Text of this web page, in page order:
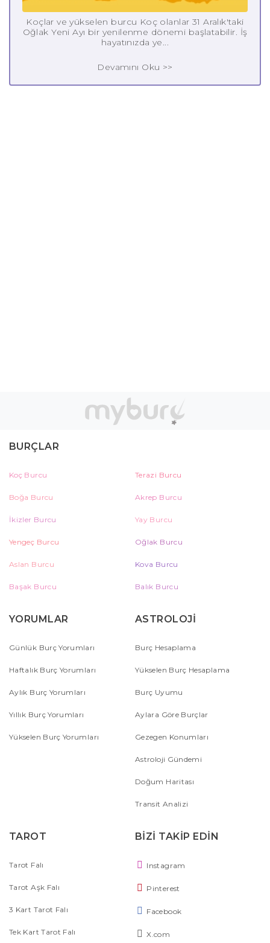
Koçlar ve yükselen burcu Koç olanlar 31 Aralık'taki
Oğlak Yeni Ayı bir yenilenme dönemi başlatabilir. İş
hayatınızda ye...
Devamını Oku >>
BURÇLAR
Koç Burcu Terazi Burcu
Boğa Burcu Akrep Burcu
İkizler Burcu Yay Burcu
Yengeç Burcu Oğlak Burcu
Aslan Burcu Kova Burcu
Başak Burcu Balık Burcu
YORUMLAR
Günlük Burç Yorumları
Haftalık Burç Yorumları
Aylık Burç Yorumları
Yıllık Burç Yorumları
Yükselen Burç Yorumları
ASTROLOJİ
Burç Hesaplama
Yükselen Burç Hesaplama
Burç Uyumu
Aylara Göre Burçlar
Gezegen Konumları
Astroloji Gündemi
Doğum Haritası
Transit Analizi
TAROT
Tarot Falı
Tarot Aşk Falı
3 Kart Tarot Falı
Tek Kart Tarot Falı
BİZİ TAKİP EDİN
Instagram
Pinterest
Facebook
X.com